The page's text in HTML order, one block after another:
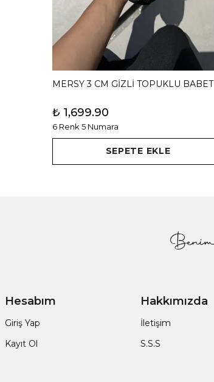
MERSY 3 CM GİZLİ TOPUKLU BABET
₺ 1,699.90
6 Renk 5 Numara
SEPETE EKLE
Hesabım
Giriş Yap
Kayıt Ol
Hakkımızda
İletişim
S.S.S